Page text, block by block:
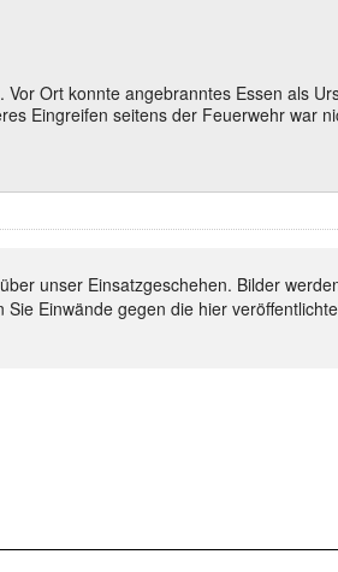
Ort konnte angebranntes Essen als
Eingreifen seitens der Feuerwehr war
unser Einsatzgeschehen. Bilder
Einwände gegen die hier